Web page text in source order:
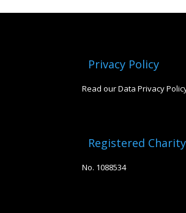
Privacy Policy
Read our Data Privacy
Registered Charity
No. 1088534